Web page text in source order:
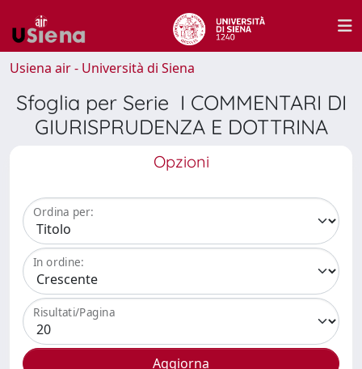
Usiena air - Università di Siena
Sfoglia per Serie I COMMENTARI DI
GIURISPRUDENZA E DOTTRINA
Opzioni
Ordina per:
In ordine:
Risultati/Pagina